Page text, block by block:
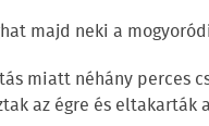
majd neki a
miatt néhány perces
az égre és eltakarták